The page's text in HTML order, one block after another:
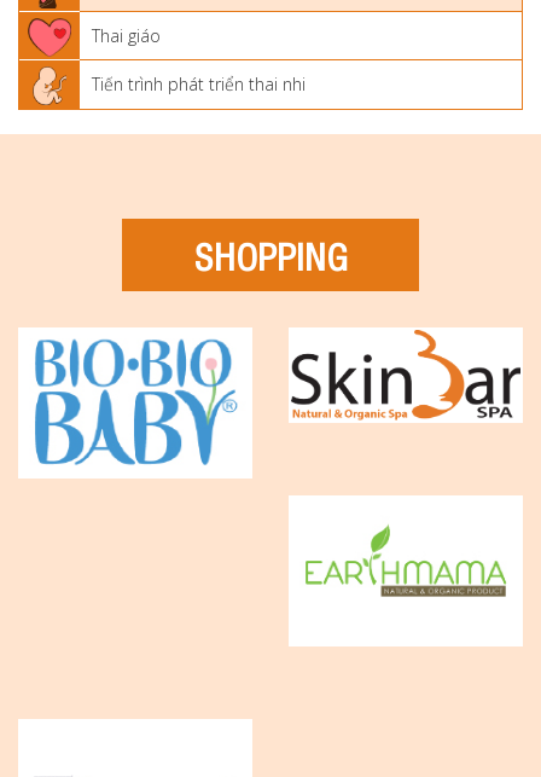
Thai giáo
Tiến trình phát triển thai nhi
SHOPPING